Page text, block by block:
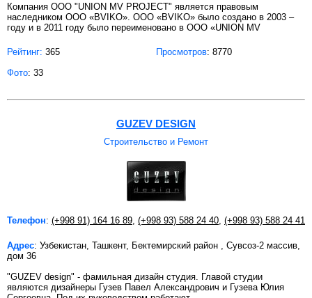
Компания ООО "UNION MV PROJECT" является правовым
наследником ООО «BVIKO». ООО «BVIKO» было создано в 2003 –
году и в 2011 году было переименовано в ООО «UNION MV
Рейтинг: 365 Просмотров: 8770
Фото: 33
GUZEV DESIGN
Строительство и Ремонт
Телефон: (+998 91) 164 16 89, (+998 93) 588 24 40, (+998 93) 588 24 41
Адрес: Узбекистан, Ташкент, Бектемирский район , Сувсоз-2 массив,
дом 36
"GUZEV design" - фамильная дизайн студия. Главой студии
являются дизайнеры Гузев Павел Александрович и Гузева Юлия